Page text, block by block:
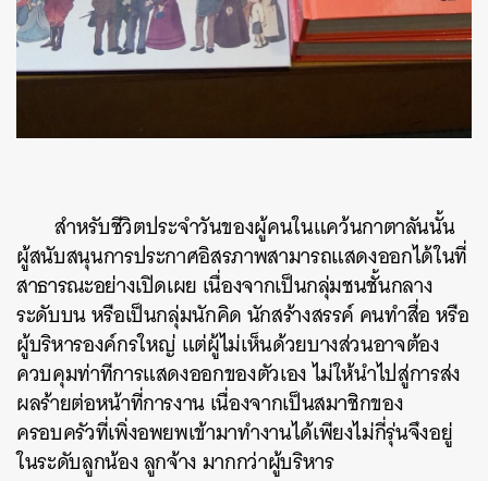
สำหรับชีวิตประจำวันของผู้คนในแคว้นกาตาลันนั้น
ผู้สนับสนุนการประกาศอิสรภาพสามารถแสดงออกได้ในที่
สาธารณะอย่างเปิดเผย เนื่องจากเป็นกลุ่มชนชั้นกลาง
ระดับบน หรือเป็นกลุ่มนักคิด นักสร้างสรรค์ คนทำสื่อ หรือ
ผู้บริหารองค์กรใหญ่ แต่ผู้ไม่เห็นด้วยบางส่วนอาจต้อง
ควบคุมท่าทีการแสดงออกของตัวเอง ไม่ให้นำไปสู่การส่ง
ผลร้ายต่อหน้าที่การงาน เนื่องจากเป็นสมาชิกของ
ครอบครัวที่เพิ่งอพยพเข้ามาทำงานได้เพียงไม่กี่รุ่นจึงอยู่
ในระดับลูกน้อง ลูกจ้าง มากกว่าผู้บริหาร